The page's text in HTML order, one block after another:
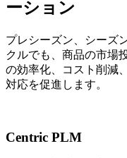
ーション
プレシーズン、シーズ
クルでも、商品の市場
の効率化、コスト削減
対応を促進します。
Centric PLM